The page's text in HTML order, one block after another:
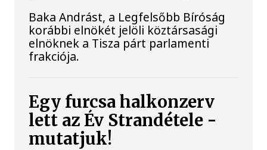
Baka Andrást, a Legfelsőbb Bíróság
korábbi elnökét jelöli köztársasági
elnöknek a Tisza párt parlamenti
frakciója.
Egy furcsa halkonzerv
lett az Év Strandétele -
mutatjuk!